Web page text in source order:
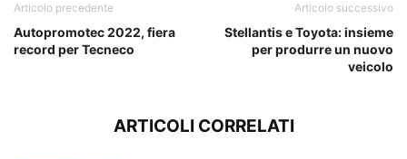
Articolo precedente
Autopromotec 2022, fiera
record per Tecneco
Articolo successivo
Stellantis e Toyota: insieme
per produrre un nuovo
veicolo
ARTICOLI CORRELATI